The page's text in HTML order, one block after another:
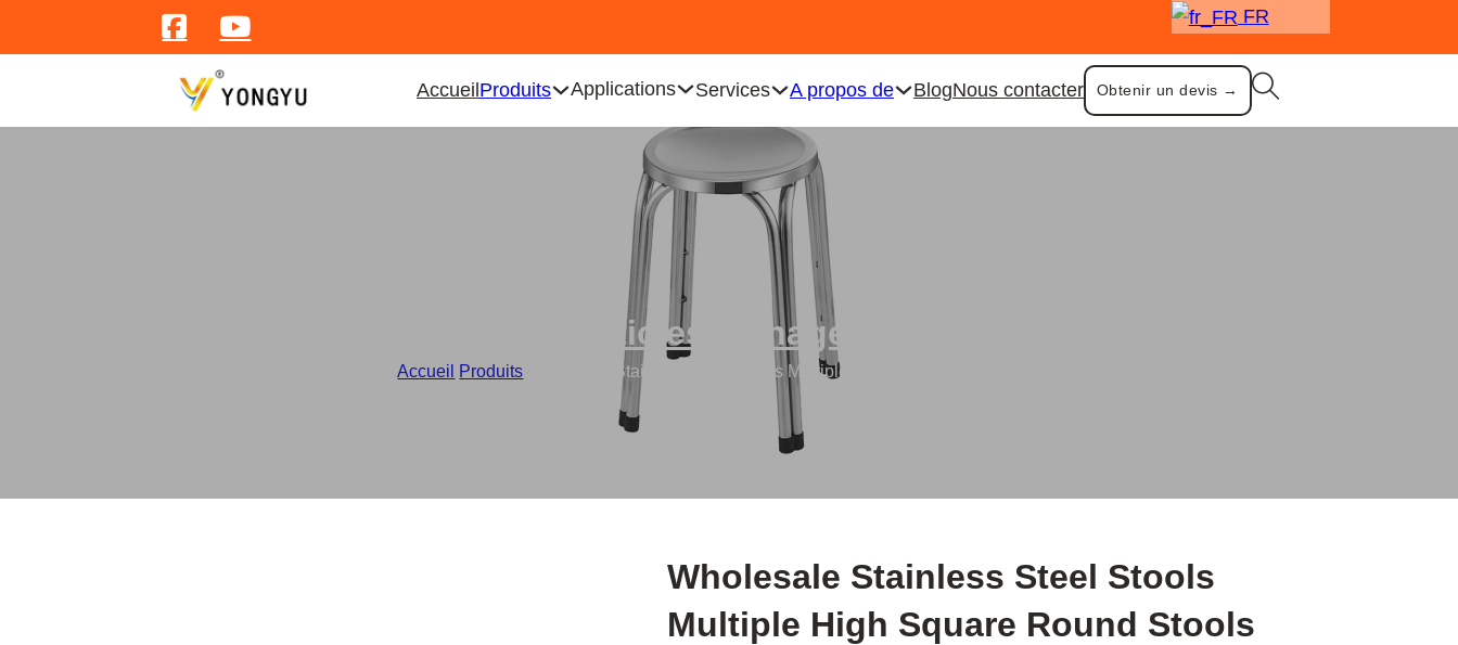
FR
AccueilProduits Applications Services A propos de BlogNous contacter Obtenir un devis →
Articles ménagers
Accueil Produits Wholesale Stainless Steel Stools Multiple High Square Round Stools
Wholesale Stainless Steel Stools
Multiple High Square Round Stools